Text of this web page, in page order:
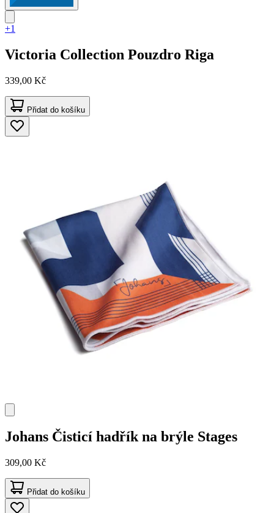
+1
Victoria Collection Pouzdro Riga
339,00 Kč
Přidat do košíku
Johans Čisticí hadřík na brýle Stages
309,00 Kč
Přidat do košíku